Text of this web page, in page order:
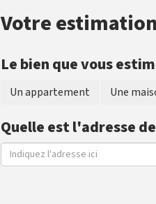
Votre estimation
Le bien que vous
Un appartement Une
Quelle est l'adresse